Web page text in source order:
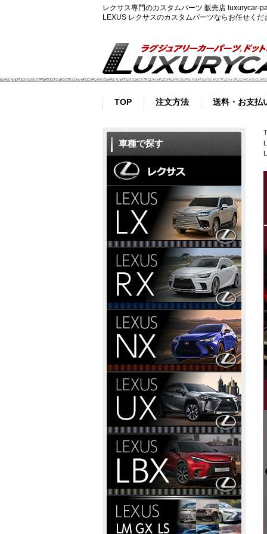
レクサス専門のカスタムパーツ 販売店 luxurycar-
LEXUS レクサスのカスタムパーツならお任せく
TOP 注文方法 送料・お支払
車種で探す